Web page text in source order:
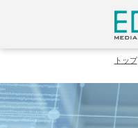
トップ